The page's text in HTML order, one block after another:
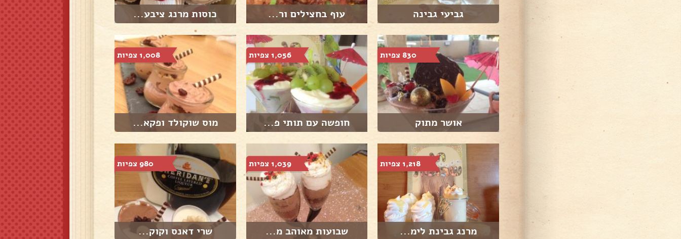
גביעי גבינה עוף בחצילים ור... כוסות מרנג ציבע...
830 צפיות
אושר מתוק
1,056 צפיות
חופשה עם תותי פ...
1,008 צפיות
מוס שוקולד ופקא...
1,218 צפיות
מרנג גבינת לימ...
1,039 צפיות
שבועות מאוהב מ...
980 צפיות
שרי דאנס וקוק...